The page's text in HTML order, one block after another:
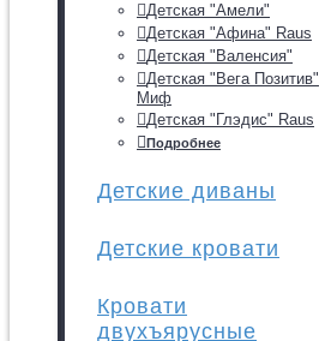
Детская "Амели"
Детская "Афина" Raus
Детская "Валенсия"
Детская "Вега Позитив"
Миф
Детская "Глэдис" Raus
Подробнее
Детские диваны
Детские кровати
Кровати
двухъярусные